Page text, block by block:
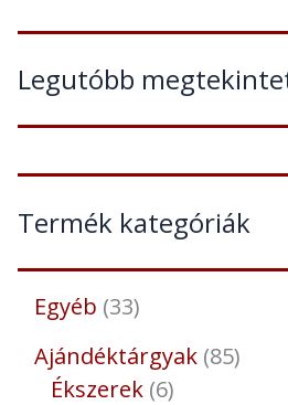
Legutóbb
Termék kategóriák
Egyéb 33
Ajándéktárgyak 85
Ékszerek 6